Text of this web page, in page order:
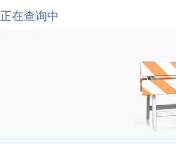
正在查询中